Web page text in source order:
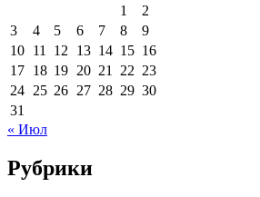
1
2
3
4 5 6 7 8
9
10 11 12 13 14 15 16
17 18 19 20 21 22 23
24 25 26 27 28 29 30
31
« Июл
Рубрики